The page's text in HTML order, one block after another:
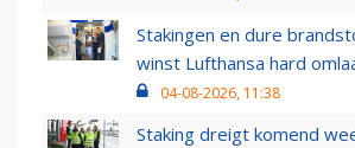
Stakingen en dure
winst Lufthansa hard
04-08-2026, 11:38
Staking dreigt komend